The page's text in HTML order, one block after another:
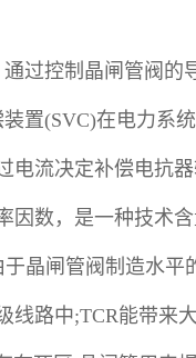
过控制晶闸管阀的
置(SVC)在电力系
电流决定补偿电抗
数，是一种技术
晶闸管阀制造水
线路中;TCR能带来